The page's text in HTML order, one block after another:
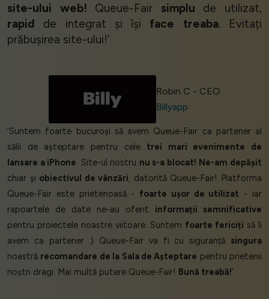
site-ului web! Queue-Fair simplu de utilizat,
rapid de integrat și își face treaba. Evitați
prăbușirea site-ului!’
Robin C - CEO
Billyapp
‘Suntem foarte bucuroși să avem Queue-Fair ca partener al
sălii de așteptare pentru cele trei mari evenimente de
lansare a iPhone. Site-ul nostru nu s-a blocat! Ne-am depășit
chiar și obiectivul de vânzări, datorită Queue-Fair! Platforma
Queue-Fair este prietenoasă - foarte ușor de utilizat - iar
rapoartele de date ne-au oferit informații semnificative
pentru proiectele noastre viitoare. Suntem foarte fericiți să îi
avem ca partener :) Queue-Fair va fi cu siguranță singura
noastră recomandare de la Sala de Așteptare pentru prietenii
noștri dragi. Mai multă putere Queue-Fair! Bună treabă!’